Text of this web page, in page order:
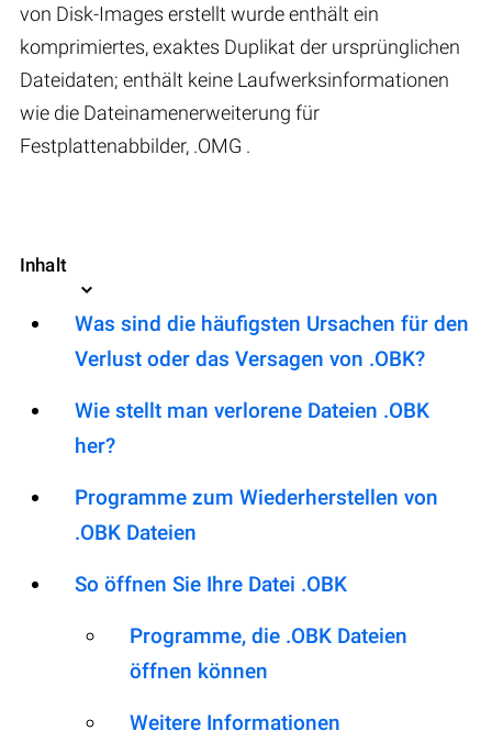
von Disk-Images erstellt wurde enthält ein
komprimiertes, exaktes Duplikat der ursprünglichen
Dateidaten; enthält keine Laufwerksinformationen
wie die Dateinamenerweiterung für
Festplattenabbilder, .OMG .
Inhalt
Was sind die häufigsten Ursachen für den
Verlust oder das Versagen von .OBK?
Wie stellt man verlorene Dateien .OBK
her?
Programme zum Wiederherstellen von
.OBK Dateien
So öffnen Sie Ihre Datei .OBK
Programme, die .OBK Dateien
öffnen können
Weitere Informationen